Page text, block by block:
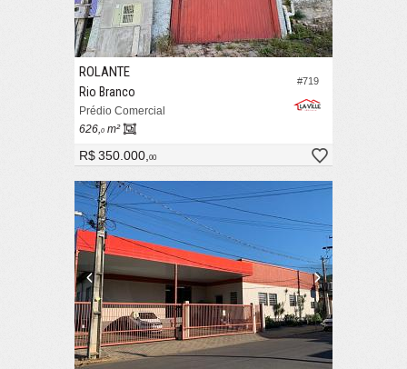
#719
ROLANTE
Rio Branco
Prédio Comercial
626,0 m²
R$ 350.000,00